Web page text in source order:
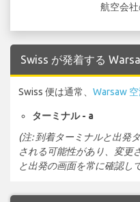
航空会
Swiss が発着する
Swiss 便は通常、 Warsaw
ターミナル - a
(注: 到着ターミナルと出発
される可能性があり、変更
と出発の画面を常に確認し